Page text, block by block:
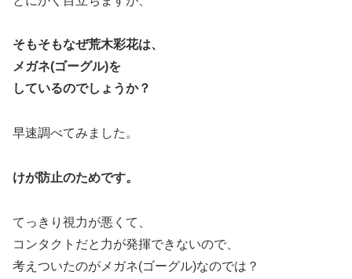
そもそもなぜ荒木彩花は、
メガネ(ゴーグル)を
しているのでしょうか？
早速調べてみました。
けが防止のためです。
てっきり視力が悪くて、
コンタクトだと力が発揮できないので、
考えついたのがメガネ(ゴーグル)なのでは？